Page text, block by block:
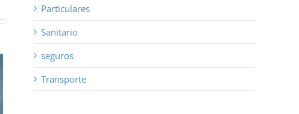
Particulares
Sanitario
seguros
Transporte